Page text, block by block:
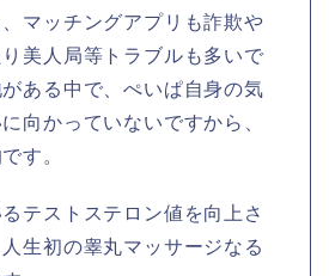
マッチングアプリも詐欺や
美人局等トラブルも多いで
ある中で、ぺいぱ自身の気
向かっていないですから、
す。
テストステロン値を向上さ
生初の睾丸マッサージなる